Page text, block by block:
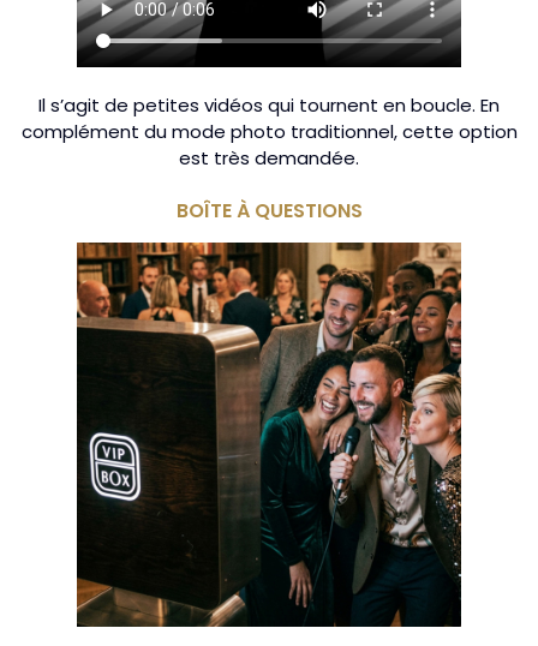
Il s’agit de petites vidéos qui tournent en boucle. En
complément du mode photo traditionnel, cette option
est très demandée.
BOÎTE À QUESTIONS